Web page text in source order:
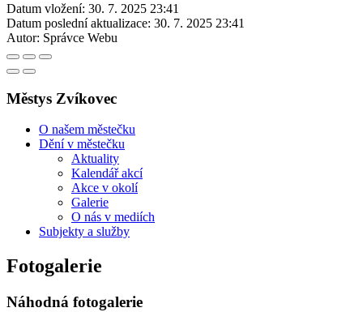
Datum vložení: 30. 7. 2025 23:41
Datum poslední aktualizace: 30. 7. 2025 23:41
Autor: Správce Webu
Městys Zvíkovec
O našem městečku
Dění v městečku
Aktuality
Kalendář akcí
Akce v okolí
Galerie
O nás v mediích
Subjekty a služby
Fotogalerie
Náhodná fotogalerie